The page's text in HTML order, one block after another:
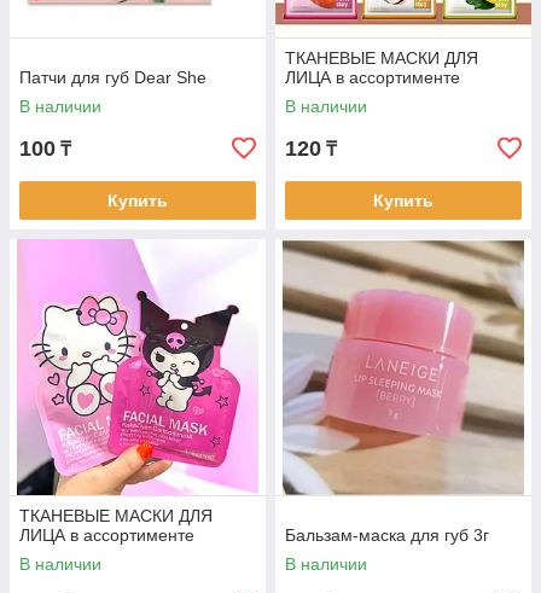
Патчи для губ Dear She
В наличии
100 ₸
Купить
ТКАНЕВЫЕ МАСКИ ДЛЯ
ЛИЦА в ассортименте
В наличии
120 ₸
Купить
ТКАНЕВЫЕ МАСКИ ДЛЯ
ЛИЦА в ассортименте
В наличии
Бальзам-маска для губ 3г
В наличии